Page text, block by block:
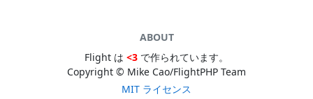
ABOUT
Flight は <3 で作られています。
Copyright © Mike Cao/FlightPHP Team
MIT ライセンス